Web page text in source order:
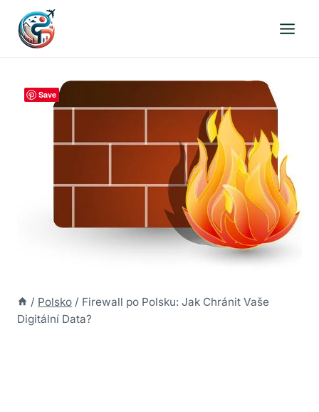
Přeskočit
obsah
/ Polsko / Firewall po Polsku: Jak Chránit Vaše
Digitální Data?
Save